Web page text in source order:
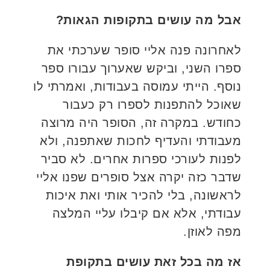
אבל מה עושים בתקופות הגאות?
לאחרונה פנה אליי סופר שערכתי את
ספרו השני, וביקש שאערוך עבורו ספר
נוסף. הייתי עמוסה בעבודות, ואמרתי לו
שאוכל להתפנות לספרו רק כעבור
כחודש. במקרה זה, הסופר היה מרוצה
מעבודתי והעדיף לחכות שאתפנה, ולא
לפנות לעורכי ספרות אחרים. לא סביר
שדבר כזה יקרה אצל סופרים שפנו אליי
לראשונה, בלי להכיר אותי ואת איכות
עבודתי, אלא אם קיבלו עליי המלצה
מפה לאוזן.
אז מה בכל זאת עושים בתקופת